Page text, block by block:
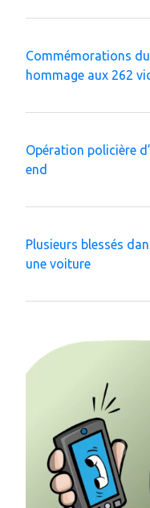
Commémorations
hommage aux 262
Opération policière
end
Plusieurs blessés
une voiture